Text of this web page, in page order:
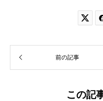

前の記事
この記